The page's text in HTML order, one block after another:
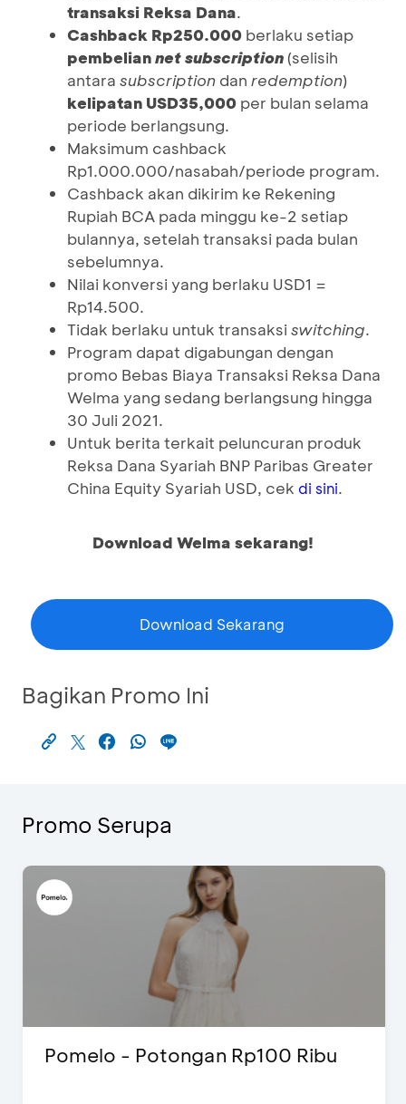
transaksi Reksa Dana.
Cashback Rp250.000 berlaku setiap
pembeliannet subscription(selisih
antara subscription dan redemption)
kelipatan USD35,000 per bulan selama
periode berlangsung.
Maksimum cashback
Rp1.000.000/nasabah/periode program.
Cashback akan dikirim ke Rekening
Rupiah BCA pada minggu ke-2 setiap
bulannya, setelah transaksi pada bulan
sebelumnya.
Nilai konversi yang berlaku USD1 =
Rp14.500.
Tidak berlaku untuk transaksiswitching.
Program dapat digabungan dengan
promo Bebas Biaya Transaksi Reksa Dana
Welma yang sedang berlangsung hingga
30 Juli 2021.
Untuk berita terkait peluncuran produk
Reksa Dana Syariah BNP Paribas Greater
China Equity Syariah USD, cek di sini.
Download Welma sekarang!
Download Sekarang
Bagikan Promo Ini
Promo Serupa
Pomelo - Potongan Rp100 Ribu